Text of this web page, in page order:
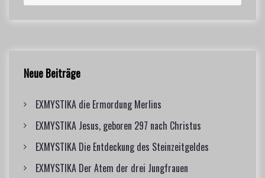
a
r
o
:
r
Neue Beiträge
EXMYSTIKA die Ermordung Merlins
EXMYSTIKA Jesus, geboren 297 nach Christus
EXMYSTIKA Die Entdeckung des Steinzeitgeldes
EXMYSTIKA Der Atem der drei Jungfrauen